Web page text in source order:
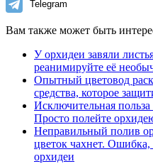
Telegram
Вам также может быть
У орхидеи завяли
реанимируйте её
Опытный цветовод
средства, которое
Исключительная
Просто полейте
Неправильный полив
цветок чахнет. Ошибка,
орхидеи